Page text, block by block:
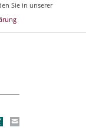
Sie in unserer
Xing